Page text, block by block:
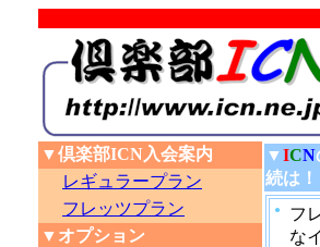
▼倶楽部ICN入会案内
レギュラープラン
フレッツプラン
▼オプション
▼ICN
続は！
●
フ
な